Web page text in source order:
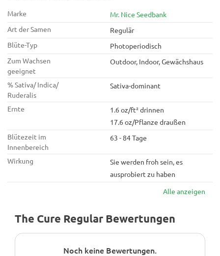
Marke
Mr. Nice Seedbank
Art der Samen
Regulär
Blüte-Typ
Photoperiodisch
Zum Wachsen
geeignet
Outdoor, Indoor, Gewächshaus
% Sativa/ Indica/
Ruderalis
Sativa-dominant
Ernte
1.6 oz/ft² drinnen
17.6 oz/Pflanze draußen
Blütezeit im
Innenbereich
63 - 84 Tage
Wirkung
Sie werden froh sein, es
ausprobiert zu haben
Alle anzeigen
The Cure Regular Bewertungen
Noch keine Bewertungen.